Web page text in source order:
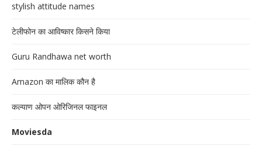
stylish attitude names
टेलीफोन का आविष्कार किसने किया
Guru Randhawa net worth
Amazon का मालिक कौन है
कल्याण ओपन ओरिजिनल फाइनल
Moviesda